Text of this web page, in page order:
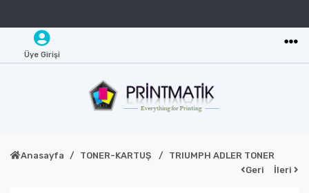
Üye Girişi
Anasayfa TONER-KARTUŞ
TRIUMPH ADLER TONER
Geri
İleri